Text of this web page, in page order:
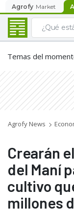
Agrofy Market
Temas del
Agrofy News
Crearán
del Maní
cultivo
millones